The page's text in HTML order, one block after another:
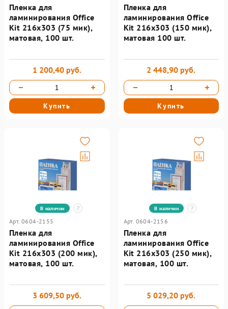
Пленка для
ламинирования Office
Kit 216х303 (75 мик),
матовая, 100 шт.
1 200,40 руб.
Купить
Пленка для
ламинирования Office
Kit 216х303 (150 мик),
матовая 100 шт.
2 448,90 руб.
Купить
В наличии
Арт. 0604-2155
Пленка для
ламинирования Office
Kit 216х303 (200 мик),
матовая, 100 шт.
3 609,50 руб.
В наличии
Арт. 0604-2156
Пленка для
ламинирования Office
Kit 216х303 (250 мик),
матовая, 100 шт.
5 029,20 руб.